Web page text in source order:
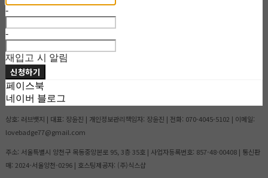
-
-
재입고 시 알림
신청하기
페이스북
네이버 블로그
상호: 러브뱃지 | 대표: 장윤진 | 개인정보관리책임자: 장윤진 | 전화: 070-4045-5102 | 이메일:
lovebadge77@gmail.com
주소: 서울특별시 양천구 목동중앙본로 95, 3층 35호 | 사업자등록번호: 857-48-00408 | 통신판
매: 2024-서울양천-0296 | 호스팅제공자: (주)식스샵